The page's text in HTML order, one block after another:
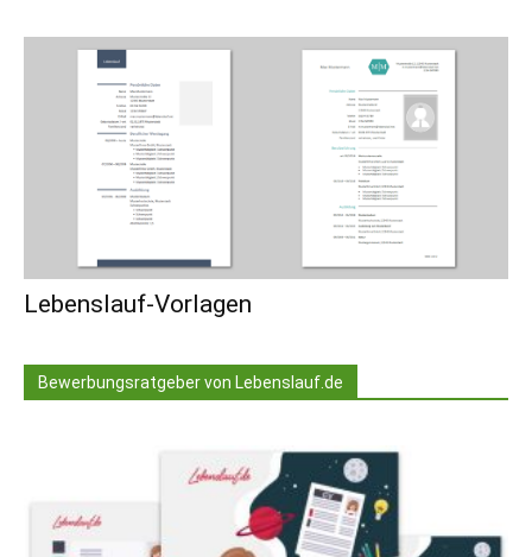
Lebenslauf-Vorlagen
Bewerbungsratgeber von Lebenslauf.de